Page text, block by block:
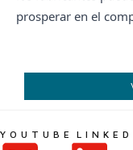
prosperar en el
YOUTUBE